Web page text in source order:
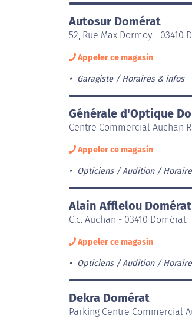
Autosur Domérat
52, Rue Max Dormoy - 03410
Appeler ce magasin
Garagiste Horaires & infos
Générale d'Optique
Centre Commercial Auchan
Appeler ce magasin
Opticiens / Audition
Alain Afflelou Domérat
C.c. Auchan - 03410 Domérat
Appeler ce magasin
Opticiens / Audition
Dekra Domérat
Parking Centre Commercial